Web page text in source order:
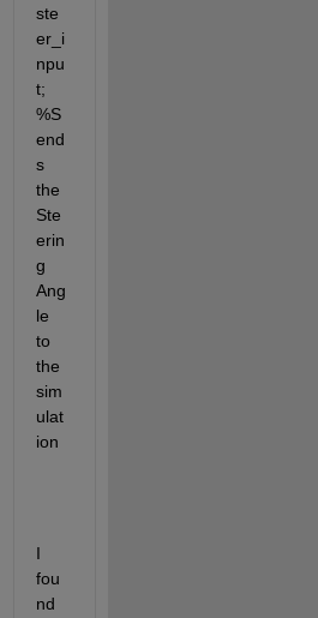
ste
er_i
npu
t;
%S
end
s
the
Ste
erin
g
Ang
le
to
the
sim
ulat
ion
I
fou
nd